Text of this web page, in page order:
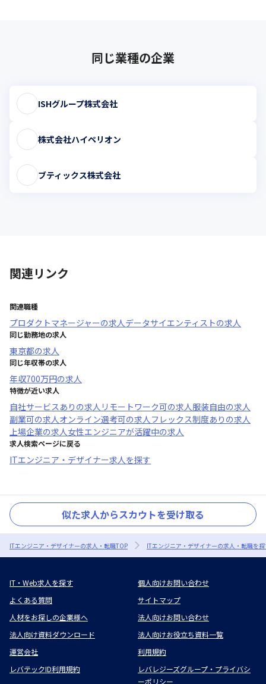
同じ業種の企業
ISHグループ株式会社
株式会社ハイペリオン
ブティックス株式会社
関連リンク
関連職種
プロダクトマネージャーの求人データサイエンティストの求人
同じ勤務地の求人
東京都の求人
同じ年収帯の求人
年収700万円の求人
特徴が近い求人
自社サービスあり の求人 リモートワーク可の求人服装自由の求人
副業可の求人オンライン選考可の求人フレックス制度あり の求人
上場企業の求人女性エンジニアが活躍中の求人
求人検索ページに戻る
ITエンジニア・デザイナー求人を探す
似た求人からスカウトを受け取る
ITエンジニア・デザイナーの求人・転職TOP ITエンジニア・デザイナーの求人・転職を
IT・Web求人を探す
個人向けお問い合わせ
よくある質問
サイトマップ
人材をお探しの企業様へ
法人向けお問い合わせ
法人向け資料ダウンロード
法人向けお役立ち資料一覧
運営会社
利用規約
レバテックID利用規約
レバレジーズグループ・プライバシ
ーポリシー